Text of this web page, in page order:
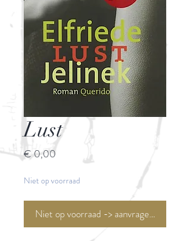
Lust
€ 0,00Prijs
Niet op voorraad
Niet op voorraad -> aanvragen <-